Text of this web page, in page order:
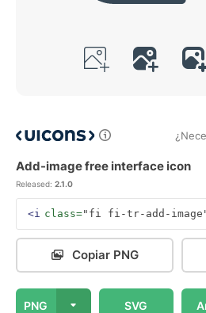
Add-image free interface icon
Released: 2.1.0
<i class="fi fi-tr-add-
Copiar PNG
PNG SVG